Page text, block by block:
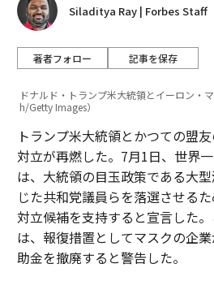
Siladitya Ray | Forbes Staff
著者フォロー 記事を保存
ドナルド・トランプ米大統領とイーロン・
h/Getty Images）
トランプ米大統領とかつての盟
対立が再燃した。7月1日、世界
は、大統領の目玉政策である大
じた共和党議員らを落選させる
対立候補を支持すると宣言した
は、報復措置としてマスクの企
助金を撤廃すると警告した。